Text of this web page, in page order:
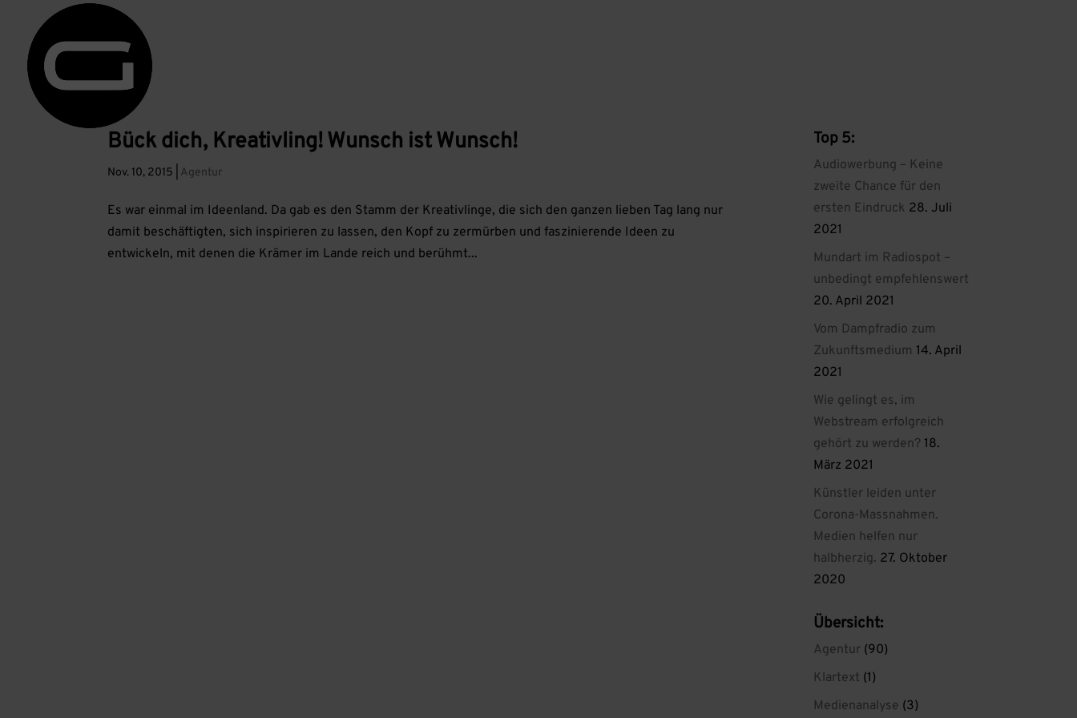
Bück dich, Kreativling! Wunsch ist Wunsch!
Nov. 10, 2015 Agentur
Es war einmal im Ideenland. Da gab es den Stamm der Kreativlinge, die sich den ganzen lieben Tag lang nur
damit beschäftigten, sich inspirieren zu lassen, den Kopf zu zermürben und faszinierende Ideen zu
entwickeln, mit denen die Krämer im Lande reich und berühmt...
Top 5:
Audiowerbung – Keine
zweite Chance für den
ersten Eindruck 28. Juli
2021
Mundart im Radiospot –
unbedingt empfehlenswert
20. April 2021
Vom Dampfradio zum
Zukunftsmedium 14. April
2021
Wie gelingt es, im
Webstream erfolgreich
gehört zu werden? 18.
März 2021
Künstler leiden unter
Corona-Massnahmen.
Medien helfen nur
halbherzig. 27. Oktober
2020
Übersicht:
Agentur (90)
Klartext (1)
Medienanalyse (3)